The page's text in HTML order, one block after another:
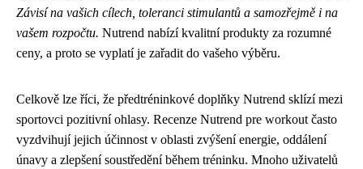
Závisí na vašich cílech, toleranci stimulantů a samozřejmě i na
vašem rozpočtu. Nutrend nabízí kvalitní produkty za rozumné
ceny, a proto se vyplatí je zařadit do vašeho výběru.
Celkově lze říci, že předtréninkové doplňky Nutrend sklízí mezi
sportovci pozitivní ohlasy. Recenze Nutrend pre workout často
vyzdvihují jejich účinnost v oblasti zvýšení energie, oddálení
únavy a zlepšení soustředění během tréninku. Mnoho uživatelů